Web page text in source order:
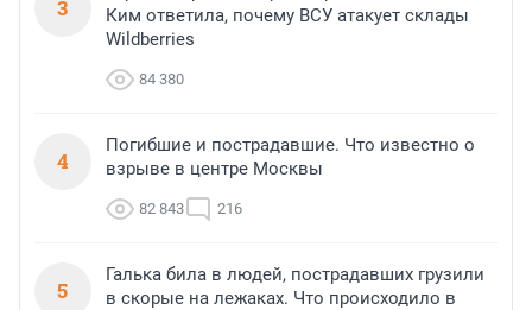
3
Ким ответила, почему ВСУ атакует склады
Wildberries
84 380
4
Погибшие и пострадавшие. Что известно о
взрыве в центре Москвы
82 843 216
5
Галька била в людей, пострадавших грузили
в скорые на лежаках. Что происходило в